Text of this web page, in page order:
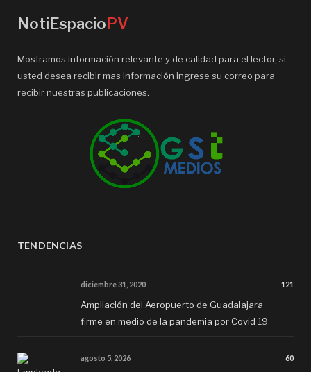
NotiEspacioPV
Mostramos información relevante y de calidad para el lector, si
usted desea recibir mas información ingrese su correo para
recibir nuestras publicaciones.
TENDENCIAS
diciembre 31, 2020 121
Ampliación del Aeropuerto de Guadalajara
firme en medio de la pandemia por Covid 19
agosto 5, 2026 60